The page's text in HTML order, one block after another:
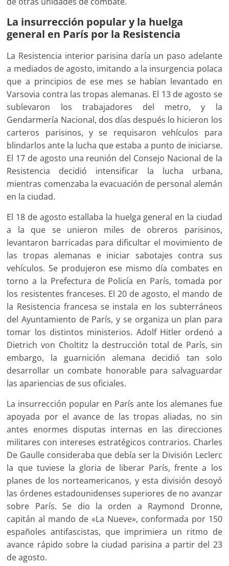
La insurrección popular y la huelga
general en París por la Resistencia
La Resistencia interior parisina daría un paso adelante
a mediados de agosto, imitando a la insurgencia polaca
que a principios de ese mes se habían levantado en
Varsovia contra las tropas alemanas. El 13 de agosto se
sublevaron los trabajadores del metro, y la
Gendarmería Nacional, dos días después lo hicieron los
carteros parisinos, y se requisaron vehículos para
blindarlos ante la lucha que estaba a punto de iniciarse.
El 17 de agosto una reunión del Consejo Nacional de la
Resistencia decidió intensificar la lucha urbana,
mientras comenzaba la evacuación de personal alemán
en la ciudad.
El 18 de agosto estallaba la huelga general en la ciudad
a la que se unieron miles de obreros parisinos,
levantaron barricadas para dificultar el movimiento de
las tropas alemanas e iniciar sabotajes contra sus
vehículos. Se produjeron ese mismo día combates en
torno a la Prefectura de Policía en París, tomada por
los resistentes franceses. El 20 de agosto, el mando de
la Resistencia francesa se instala en los subterráneos
del Ayuntamiento de París, y se organiza un plan para
tomar los distintos ministerios. Adolf Hitler ordenó a
Dietrich von Choltitz la destrucción total de París, sin
embargo, la guarnición alemana decidió tan solo
desarrollar un combate honorable para salvaguardar
las apariencias de sus oficiales.
La insurrección popular en París ante los alemanes fue
apoyada por el avance de las tropas aliadas, no sin
antes enormes disputas internas en las direcciones
militares con intereses estratégicos contrarios. Charles
De Gaulle consideraba que debía ser la División Leclerc
la que tuviese la gloria de liberar París, frente a los
planes de los norteamericanos, y esta división desoyó
las órdenes estadounidenses superiores de no avanzar
sobre París. Se dio la orden a Raymond Dronne,
capitán al mando de «La Nueve», conformada por 150
españoles antifascistas, que imprimiera un ritmo de
avance rápido sobre la ciudad parisina a partir del 23
de agosto.